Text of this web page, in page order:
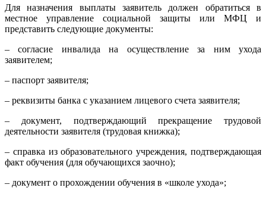
Для назначения выплаты заявитель должен обратиться в
местное управление социальной защиты или МФЦ и
представить следующие документы:
– согласие инвалида на осуществление за ним ухода
заявителем;
– паспорт заявителя;
– реквизиты банка с указанием лицевого счета заявителя;
– документ, подтверждающий прекращение трудовой
деятельности заявителя (трудовая книжка);
– справка из образовательного учреждения, подтверждающая
факт обучения (для обучающихся заочно);
– документ о прохождении обучения в «школе ухода»;